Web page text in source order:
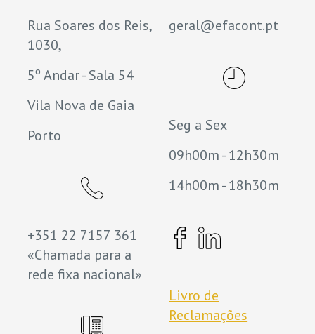
Rua Soares dos Reis,
1030,
5º Andar - Sala 54
Vila Nova de Gaia
Porto
+351 22 7157 361
«Chamada para a
rede fixa nacional»
geral@efacont.pt
Seg a Sex
09h00m - 12h30m
14h00m - 18h30m
Livro de
Reclamações